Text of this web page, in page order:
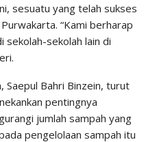
sesuatu yang telah sukses
“Kami berharap
sekolah-sekolah lain di
Saepul Bahri Binzein, turut
pentingnya
jumlah sampah yang
pengelolaan sampah itu